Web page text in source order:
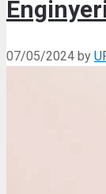
07/05/2024 by